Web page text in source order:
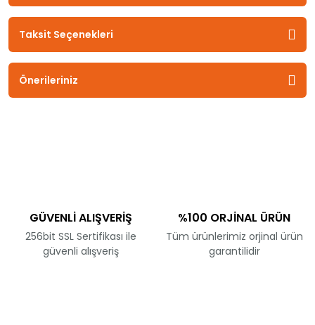
Taksit Seçenekleri
Önerileriniz
GÜVENLİ ALIŞVERİŞ
256bit SSL Sertifikası ile
güvenli alışveriş
%100 ORJİNAL ÜRÜN
Tüm ürünlerimiz orjinal ürün
garantilidir